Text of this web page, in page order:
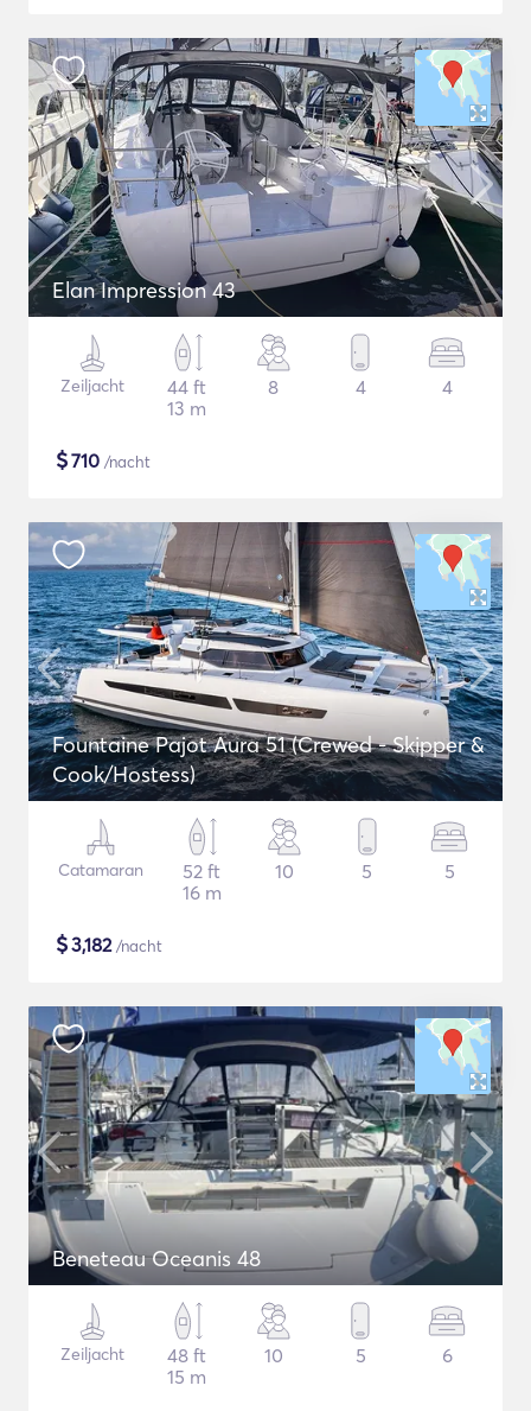
Elan Impression 43
Zeiljacht
44 ft
13 m
8 4 4
$710 /nacht
Fountaine Pajot Aura 51 (Crewed - Skipper &
Cook/Hostess)
Catamaran
52 ft
16 m
10 5 5
$3,182/nacht
Beneteau Oceanis 48
Zeiljacht
48 ft
15 m
10 5 6